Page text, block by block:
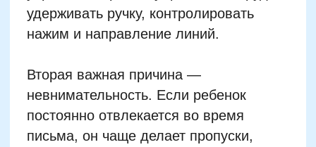
Наконец, некачественный или
деформированный почерк может быть
симптомом дисграфии —
котором ребенок путает буквы, меняет
их местами или пишет зеркально. Здесь
обычные упражнения не помогут:
требуется комплексная коррекция с
По статистике, признаки дисграфии